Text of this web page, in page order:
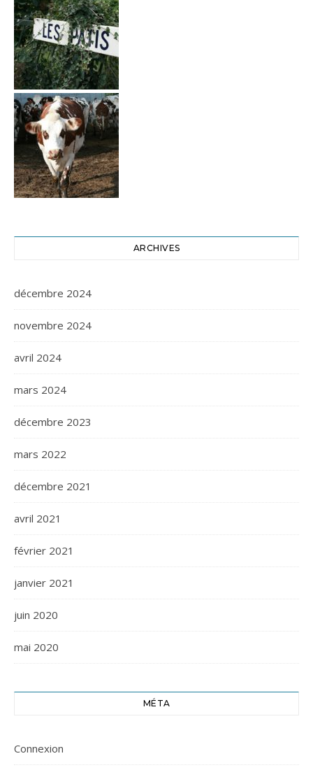
ARCHIVES
décembre 2024
novembre 2024
avril 2024
mars 2024
décembre 2023
mars 2022
décembre 2021
avril 2021
février 2021
janvier 2021
juin 2020
mai 2020
MÉTA
Connexion